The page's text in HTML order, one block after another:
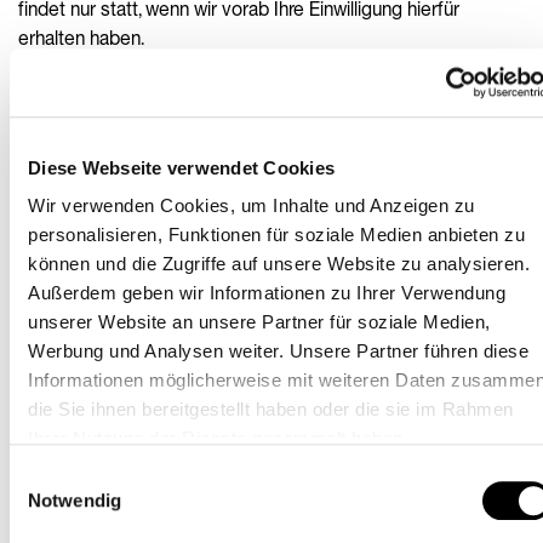
Diese Webseite verwendet Cookies
Wir verwenden Cookies, um Inhalte und Anzeigen zu
personalisieren, Funktionen für soziale Medien anbieten zu
können und die Zugriffe auf unsere Website zu analysieren.
Außerdem geben wir Informationen zu Ihrer Verwendung
unserer Website an unsere Partner für soziale Medien,
Werbung und Analysen weiter. Unsere Partner führen diese
Informationen möglicherweise mit weiteren Daten
die Sie ihnen bereitgestellt haben oder die sie im Rahmen
Notwendig
findet nur statt, wenn wir vorab Ihre Einwilligung hierfür
erhalten haben.
Sofern eine Übermittlung personenbezogener Daten in
Drittländer (wie z. B. die USA) stattfindet, verweisen wir, auch
mit, wenn für das betreffende Drittland ein
Angemessenheitsbeschluss existiert oder für die Nutzung
bestimmter Tools Standardvertragsklauseln oder andere
Garantien abgeschlossen wurden. Wenn Sie Ihre Einwilligung
zur Nutzung bestimmter Tools und in die damit
einhergehende Übermittlung Ihrer personenbezogenen
Daten in Drittländer gegeben haben, übermitteln wir die bei
der Nutzung der Tools verarbeiteten Daten (auch) auf